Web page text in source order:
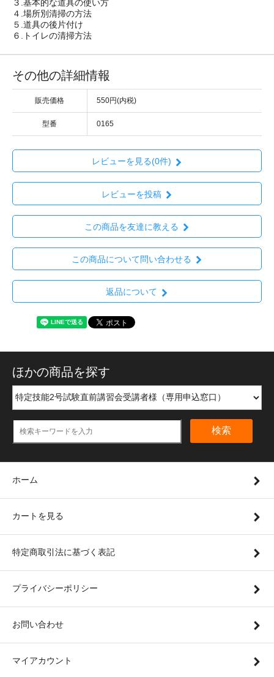
３.基本的な道具の使い方
４.場所別清掃の方法
５.道具の後片付け
６.トイレの清掃方法
その他の詳細情報
販売価格 550円(内税)
型番 0165
レビューを見る(0件)
レビューを投稿
この商品を友達に教える
この商品について問い合わせる
返品について
ほかの商品を探す
検索
ホーム
カートを見る
特定商取引法に基づく表記
プライバシーポリシー
お問い合わせ
マイアカウント